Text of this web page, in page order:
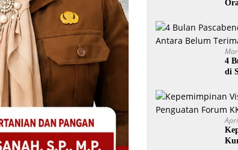
4
di